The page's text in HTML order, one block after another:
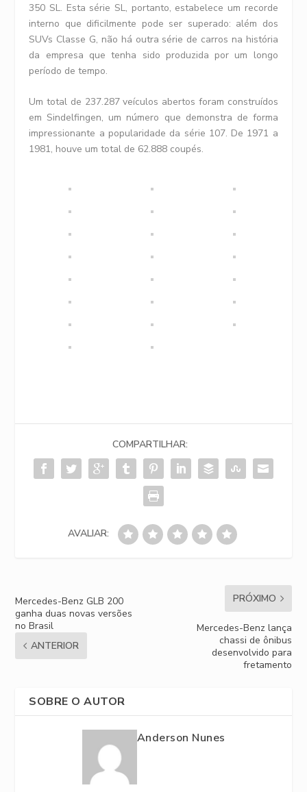
350 SL. Esta série SL, portanto, estabelece um recorde
interno que dificilmente pode ser superado: além dos
SUVs Classe G, não há outra série de carros na história
da empresa que tenha sido produzida por um longo
período de tempo.
Um total de 237.287 veículos abertos foram construídos
em Sindelfingen, um número que demonstra de forma
impressionante a popularidade da série 107. De 1971 a
1981, houve um total de 62.888 coupés.
COMPARTILHAR:
AVALIAR:
Mercedes-Benz GLB 200
ganha duas novas versões
no Brasil
ANTERIOR
PRÓXIMO
Mercedes-Benz lança
chassi de ônibus
desenvolvido para
fretamento
SOBRE O AUTOR
Anderson Nunes